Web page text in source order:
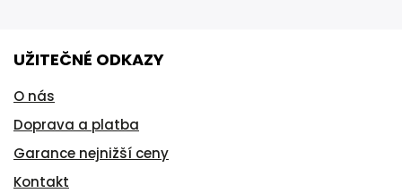
UŽITEČNÉ ODKAZY
O nás
Doprava a platba
Garance nejnižší ceny
Kontakt